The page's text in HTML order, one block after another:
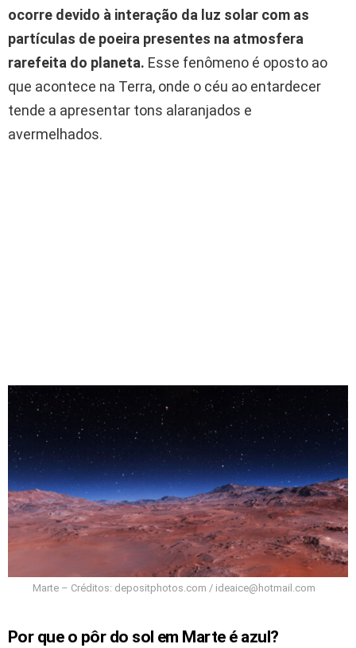
ocorre devido à interação da luz solar com as
partículas de poeira presentes na atmosfera
rarefeita do planeta. Esse fenômeno é oposto ao
que acontece na Terra, onde o céu ao entardecer
tende a apresentar tons alaranjados e
avermelhados.
Marte – Créditos: depositphotos.com / ideaice@hotmail.com
Por que o pôr do sol em Marte é azul?